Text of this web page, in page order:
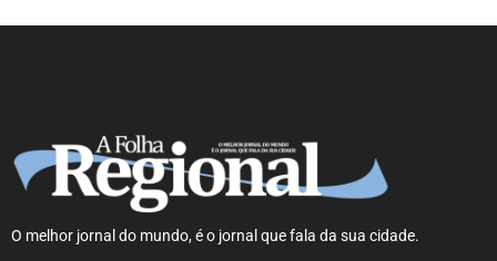
O melhor jornal do mundo, é o jornal que fala da sua cidade.